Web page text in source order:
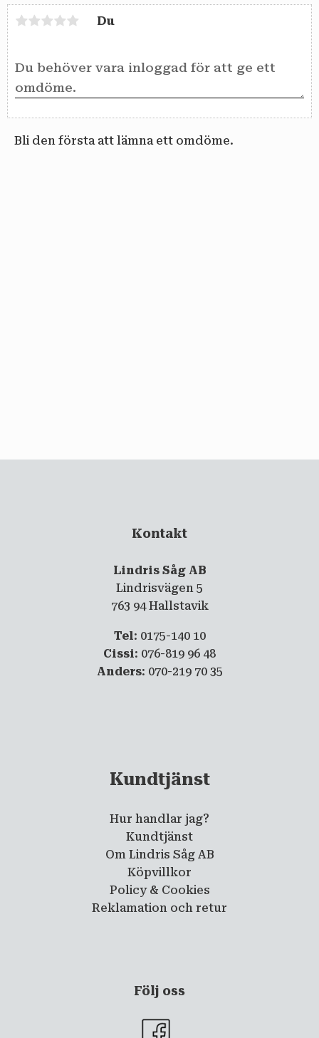
Du
Bli den första att lämna ett omdöme.
Kontakt
Lindris Såg AB
Lindrisvägen 5
763 94 Hallstavik
Tel: 0175-140 10
Cissi: 076-819 96 48
Anders: 070-219 70 35
Kundtjänst
Hur handlar jag?
Kundtjänst
Om Lindris Såg AB
Köpvillkor
Policy & Cookies
Reklamation och retur
Följ oss